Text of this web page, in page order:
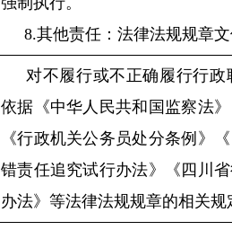
8.其他责任：法律法规规章
对不履行或不正确履行行
依据《中华人民共和国监察法
《行政机关公务员处分条例》
错责任追究试行办法》《四川
办法》等法律法规规章的相关